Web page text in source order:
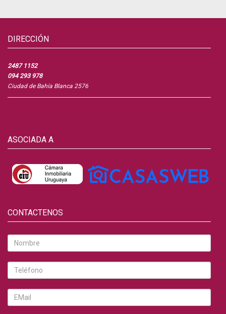
DIRECCIÓN
2487 1152
094 293 978
Ciudad de Bahía Blanca 2576
ASOCIADA A
CONTACTENOS